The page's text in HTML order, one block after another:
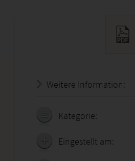
Weitere Information:
Kategorie:
Eingestellt am: